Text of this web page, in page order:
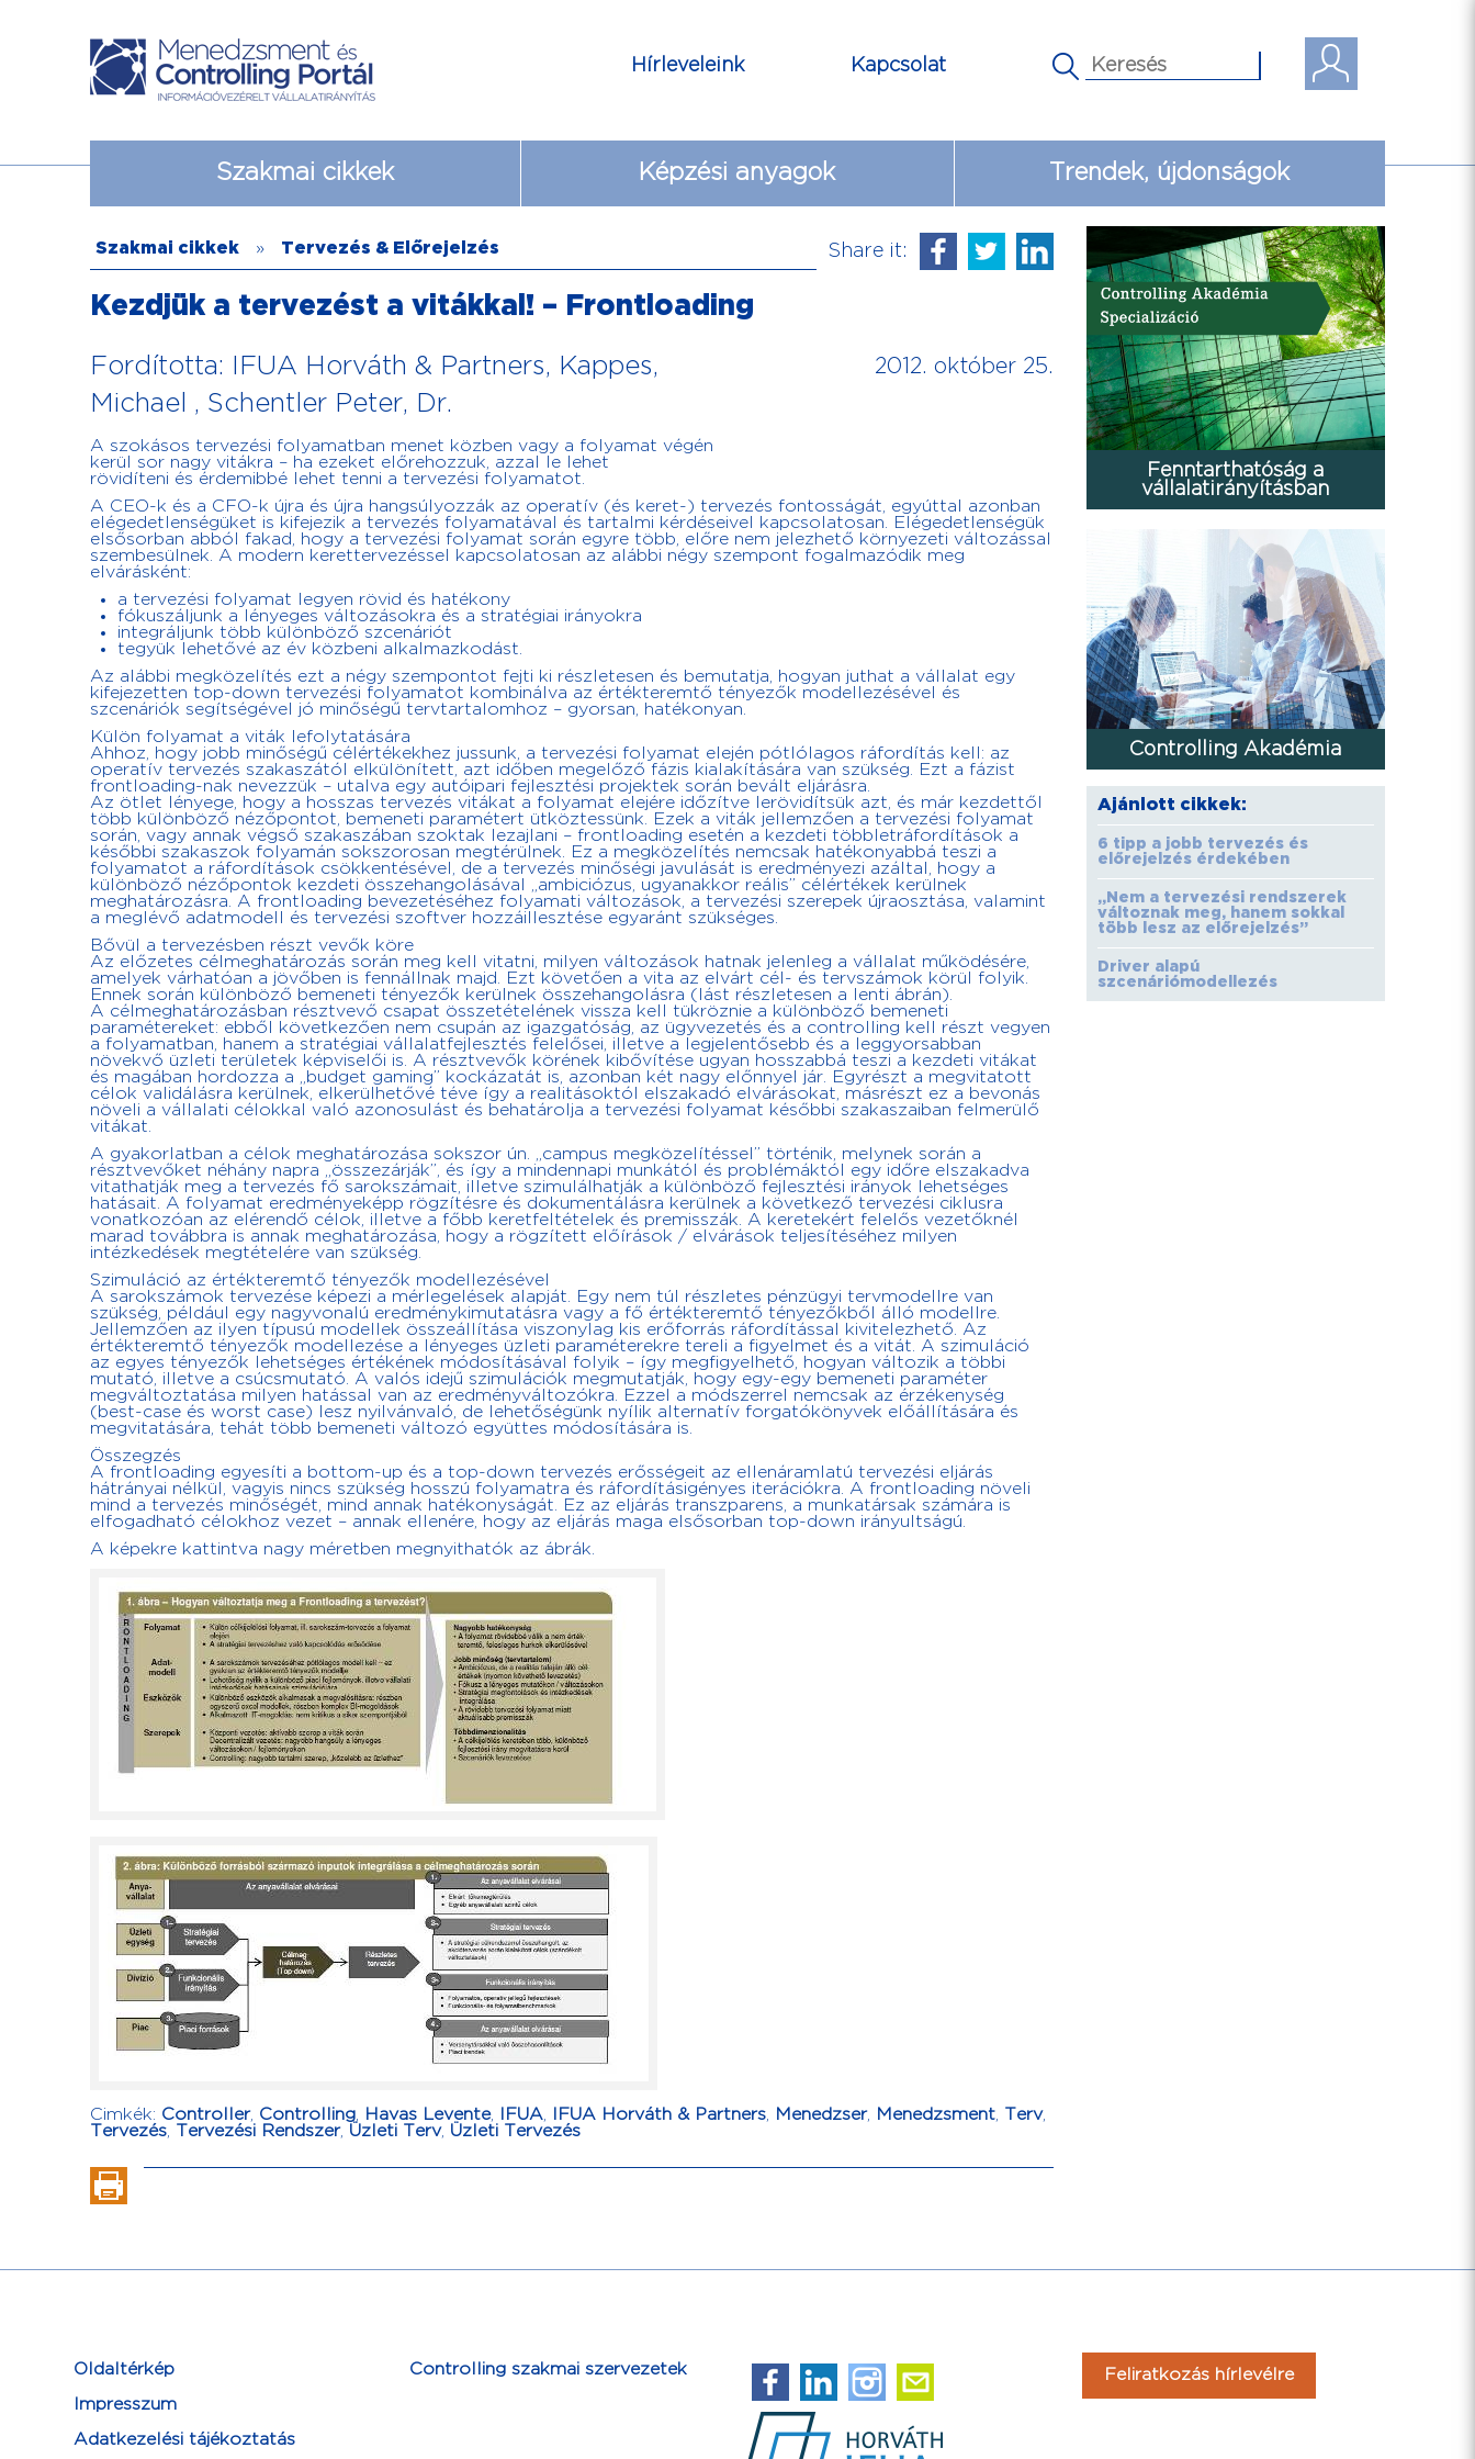
Kapcsolat
Hírleveleink
Szakmai cikkek Képzési anyagok Trendek, újdonságok
Szakmai cikkek » Tervezés & Előrejelzés Share it:
Kezdjük a tervezést a vitákkal! – Frontloading
Fordította: IFUA Horváth & Partners, Kappes,
Michael , Schentler Peter, Dr.
2012. október 25.
A szokásos tervezési folyamatban menet közben vagy a folyamat végén
kerül sor nagy vitákra – ha ezeket előrehozzuk, azzal le lehet
rövidíteni és érdemibbé lehet tenni a tervezési folyamatot.
A CEO-k és a CFO-k újra és újra hangsúlyozzák az operatív (és keret-) tervezés fontosságát, egyúttal azonban
elégedetlenségüket is kifejezik a tervezés folyamatával és tartalmi kérdéseivel kapcsolatosan. Elégedetlenségük
elsősorban abból fakad, hogy a tervezési folyamat során egyre több, előre nem jelezhető környezeti változással
szembesülnek. A modern kerettervezéssel kapcsolatosan az alábbi négy szempont fogalmazódik meg
elvárásként:
a tervezési folyamat legyen rövid és hatékony
fókuszáljunk a lényeges változásokra és a stratégiai irányokra
integráljunk több különböző szcenáriót
tegyük lehetővé az év közbeni alkalmazkodást.
Az alábbi megközelítés ezt a négy szempontot fejti ki részletesen és bemutatja, hogyan juthat a vállalat egy
kifejezetten top-down tervezési folyamatot kombinálva az értékteremtő tényezők modellezésével és
szcenáriók segítségével jó minőségű tervtartalomhoz – gyorsan, hatékonyan.
Külön folyamat a viták lefolytatására
Ahhoz, hogy jobb minőségű célértékekhez jussunk, a tervezési folyamat elején pótlólagos ráfordítás kell: az
operatív tervezés szakaszától elkülönített, azt időben megelőző fázis kialakítására van szükség. Ezt a fázist
frontloading-nak nevezzük – utalva egy autóipari fejlesztési projektek során bevált eljárásra.
Az ötlet lényege, hogy a hosszas tervezés vitákat a folyamat elejére időzítve lerövidítsük azt, és már kezdettől
több különböző nézőpontot, bemeneti paramétert ütköztessünk. Ezek a viták jellemzően a tervezési folyamat
során, vagy annak végső szakaszában szoktak lezajlani – frontloading esetén a kezdeti többletráfordítások a
későbbi szakaszok folyamán sokszorosan megtérülnek. Ez a megközelítés nemcsak hatékonyabbá teszi a
folyamatot a ráfordítások csökkentésével, de a tervezés minőségi javulását is eredményezi azáltal, hogy a
különböző nézőpontok kezdeti összehangolásával „ambiciózus, ugyanakkor reális” célértékek kerülnek
meghatározásra. A frontloading bevezetéséhez folyamati változások, a tervezési szerepek újraosztása, valamint
a meglévő adatmodell és tervezési szoftver hozzáillesztése egyaránt szükséges.
Bővül a tervezésben részt vevők köre
Az előzetes célmeghatározás során meg kell vitatni, milyen változások hatnak jelenleg a vállalat működésére,
amelyek várhatóan a jövőben is fennállnak majd. Ezt követően a vita az elvárt cél- és tervszámok körül folyik.
Ennek során különböző bemeneti tényezők kerülnek összehangolásra (lást részletesen a lenti ábrán).
A célmeghatározásban résztvevő csapat összetételének vissza kell tükröznie a különböző bemeneti
paramétereket: ebből következően nem csupán az igazgatóság, az ügyvezetés és a controlling kell részt vegyen
a folyamatban, hanem a stratégiai vállalatfejlesztés felelősei, illetve a legjelentősebb és a leggyorsabban
növekvő üzleti területek képviselői is. A résztvevők körének kibővítése ugyan hosszabbá teszi a kezdeti vitákat
és magában hordozza a „budget gaming” kockázatát is, azonban két nagy előnnyel jár. Egyrészt a megvitatott
célok validálásra kerülnek, elkerülhetővé téve így a realitásoktól elszakadó elvárásokat, másrészt ez a bevonás
növeli a vállalati célokkal való azonosulást és behatárolja a tervezési folyamat későbbi szakaszaiban felmerülő
vitákat.
A gyakorlatban a célok meghatározása sokszor ún. „campus megközelítéssel” történik, melynek során a
résztvevőket néhány napra „összezárják”, és így a mindennapi munkától és problémáktól egy időre elszakadva
vitathatják meg a tervezés fő sarokszámait, illetve szimulálhatják a különböző fejlesztési irányok lehetséges
hatásait. A folyamat eredményeképp rögzítésre és dokumentálásra kerülnek a következő tervezési ciklusra
vonatkozóan az elérendő célok, illetve a főbb keretfeltételek és premisszák. A keretekért felelős vezetőknél
marad továbbra is annak meghatározása, hogy a rögzített előírások / elvárások teljesítéséhez milyen
intézkedések megtételére van szükség.
Szimuláció az értékteremtő tényezők modellezésével
A sarokszámok tervezése képezi a mérlegelések alapját. Egy nem túl részletes pénzügyi tervmodellre van
szükség, például egy nagyvonalú eredménykimutatásra vagy a fő értékteremtő tényezőkből álló modellre.
Jellemzően az ilyen típusú modellek összeállítása viszonylag kis erőforrás ráfordítással kivitelezhető. Az
értékteremtő tényezők modellezése a lényeges üzleti paraméterekre tereli a figyelmet és a vitát. A szimuláció
az egyes tényezők lehetséges értékének módosításával folyik – így megfigyelhető, hogyan változik a többi
mutató, illetve a csúcsmutató. A valós idejű szimulációk megmutatják, hogy egy-egy bemeneti paraméter
megváltoztatása milyen hatással van az eredményváltozókra. Ezzel a módszerrel nemcsak az érzékenység
(best-case és worst case) lesz nyilvánvaló, de lehetőségünk nyílik alternatív forgatókönyvek előállítására és
megvitatására, tehát több bemeneti változó együttes módosítására is.
Összegzés
A frontloading egyesíti a bottom-up és a top-down tervezés erősségeit az ellenáramlatú tervezési eljárás
hátrányai nélkül, vagyis nincs szükség hosszú folyamatra és ráfordításigényes iterációkra. A frontloading növeli
mind a tervezés minőségét, mind annak hatékonyságát. Ez az eljárás transzparens, a munkatársak számára is
elfogadható célokhoz vezet – annak ellenére, hogy az eljárás maga elsősorban top-down irányultságú.
A képekre kattintva nagy méretben megnyithatók az ábrák.
Cimkék: Controller, Controlling, Havas Levente, IFUA, IFUA Horváth & Partners, Menedzser, Menedzsment, Terv,
Tervezés, Tervezési Rendszer, Üzleti Terv, Üzleti Tervezés
Fenntarthatóság a
vállalatirányításban
Controlling Akadémia
Ajánlott cikkek:
6 tipp a jobb tervezés és
előrejelzés érdekében
„Nem a tervezési rendszerek
változnak meg, hanem sokkal
több lesz az előrejelzés”
Driver alapú
szcenáriómodellezés
Oldaltérkép
Impresszum
Adatkezelési tájékoztatás
Controlling szakmai szervezetek Feliratkozás hírlevélre